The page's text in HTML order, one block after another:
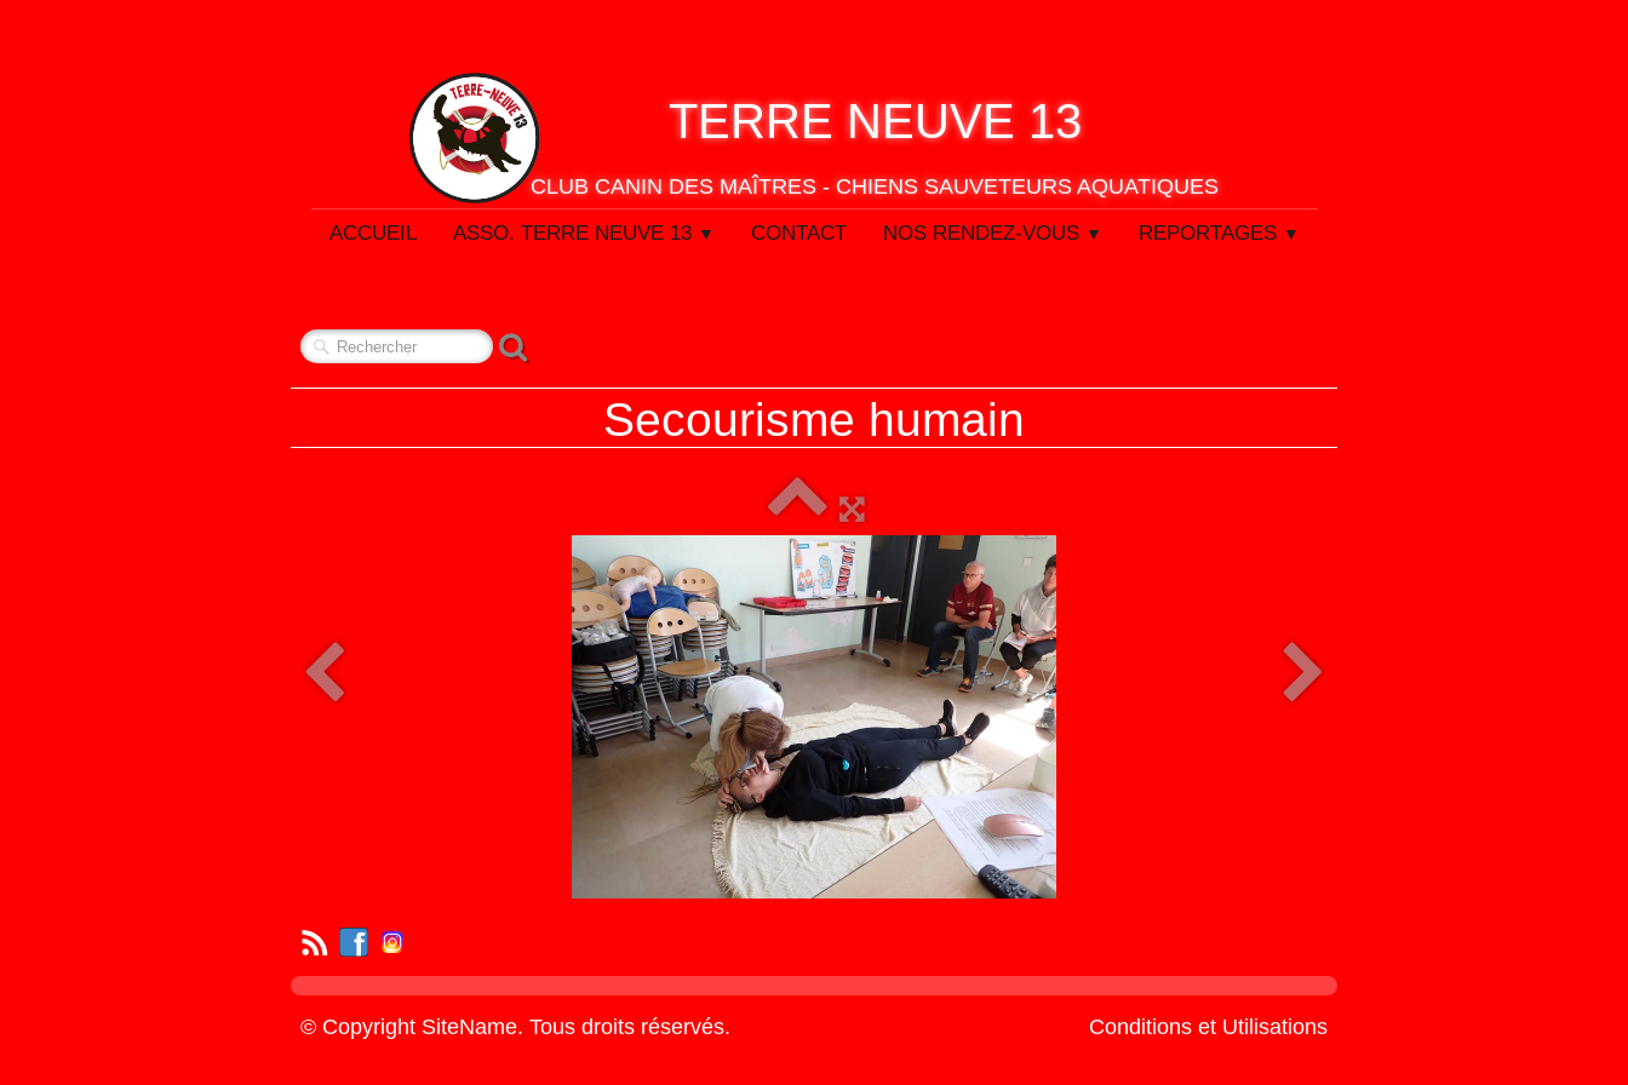
TERRE NEUVE 13
CLUB CANIN DES MAÎTRES - CHIENS SAUVETEURS AQUATIQUES
ACCUEIL ASSO. TERRE NEUVE 13 ▼ CONTACT NOS RENDEZ-VOUS ▼ REPORTAGES ▼
Secourisme humain
© Copyright SiteName. Tous droits réservés. Conditions et Utilisations